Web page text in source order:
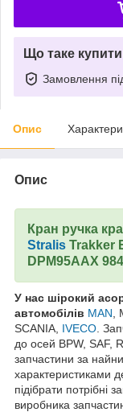
Що таке
Замовлення
Опис
Опис
Кран ручка
Stralis Trakker
DPM95AAX
У нас шірокий
автомобілів MAN
SCANIA, IVECO .
до осей BPW, SAF,
запчастини за
характеристиками
підібрати потрібні
виробника